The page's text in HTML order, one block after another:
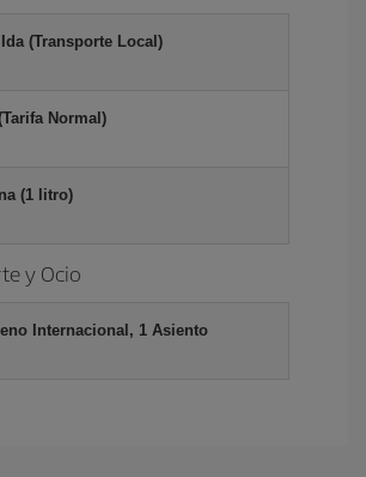
(Transporte Local)
Normal)
(1 litro)
y Ocio
Internacional, 1 Asiento